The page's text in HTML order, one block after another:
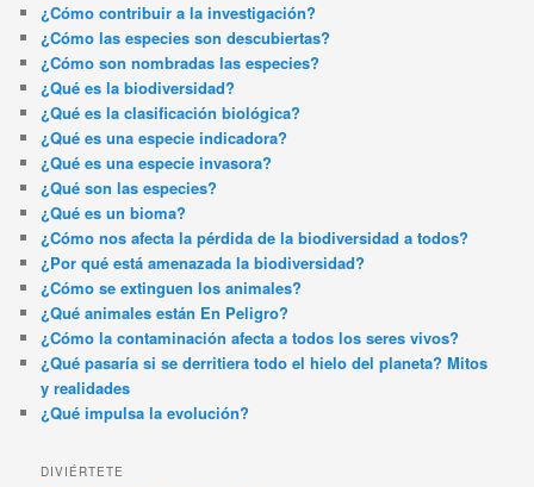
¿Cómo contribuir a la investigación?
¿Cómo las especies son descubiertas?
¿Cómo son nombradas las especies?
¿Qué es la biodiversidad?
¿Qué es la clasificación biológica?
¿Qué es una especie indicadora?
¿Qué es una especie invasora?
¿Qué son las especies?
¿Qué es un bioma?
¿Cómo nos afecta la pérdida de la biodiversidad a todos?
¿Por qué está amenazada la biodiversidad?
¿Cómo se extinguen los animales?
¿Qué animales están En Peligro?
¿Cómo la contaminación afecta a todos los seres vivos?
¿Qué pasaría si se derritiera todo el hielo del planeta? Mitos
y realidades
¿Qué impulsa la evolución?
DIVIÉRTETE